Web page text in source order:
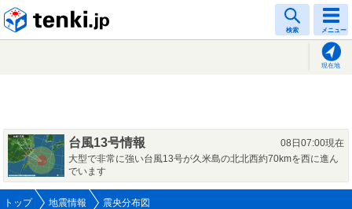
検索 メニュー
現在地
台風13号情報
08日07:00現在
大型で非常に強い台風13号が久米島の北北西約70kmを西に進ん
でいます
トップ 地震情報 震央分布図